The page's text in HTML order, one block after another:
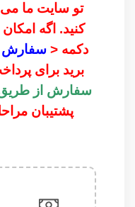
تو سایت ما می
کنید. اگه
دکمه <سفارش
برید برای
سفارش از
پشتیبان